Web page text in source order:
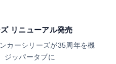
リニューアル発売
カーシリーズが35周年を機
ジッパータブに